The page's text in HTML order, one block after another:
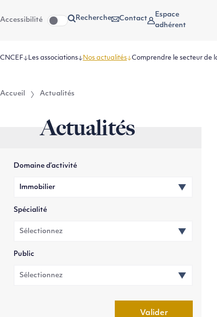
au
contenu
Accessibilité Recherche Contact
Espace
adhérent
CNCEF Les associations Nos actualités Comprendre le secteur de
Accueil Actualités
Actualités
Domaine d’activité
Spécialité
Public
Valider